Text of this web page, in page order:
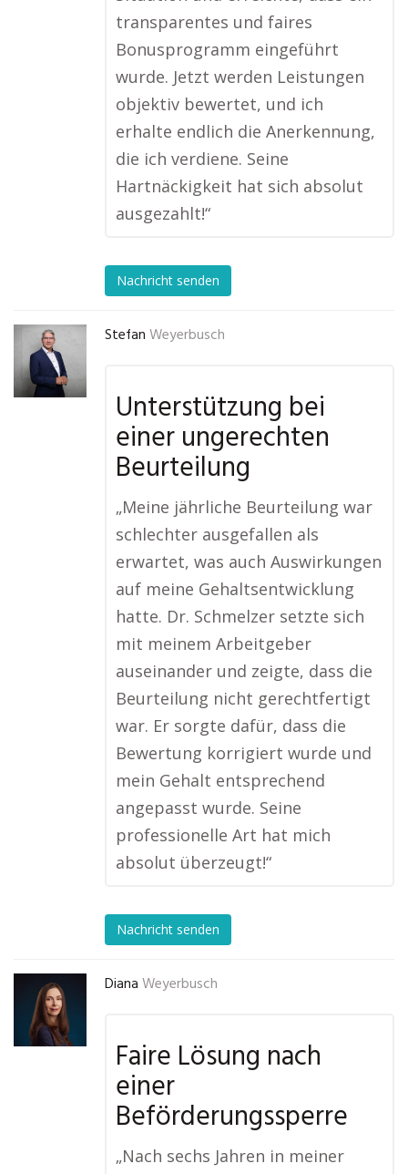
transparentes und faires
Bonusprogramm eingeführt
wurde. Jetzt werden Leistungen
objektiv bewertet, und ich
erhalte endlich die Anerkennung,
die ich verdiene. Seine
Hartnäckigkeit hat sich absolut
ausgezahlt!“
Nachricht senden
Stefan Weyerbusch
Unterstützung bei
einer ungerechten
Beurteilung
„Meine jährliche Beurteilung war
schlechter ausgefallen als
erwartet, was auch Auswirkungen
auf meine Gehaltsentwicklung
hatte. Dr. Schmelzer setzte sich
mit meinem Arbeitgeber
auseinander und zeigte, dass die
Beurteilung nicht gerechtfertigt
war. Er sorgte dafür, dass die
Bewertung korrigiert wurde und
mein Gehalt entsprechend
angepasst wurde. Seine
professionelle Art hat mich
absolut überzeugt!“
Nachricht senden
Diana Weyerbusch
Faire Lösung nach
einer
Beförderungssperre
„Nach sechs Jahren in meiner